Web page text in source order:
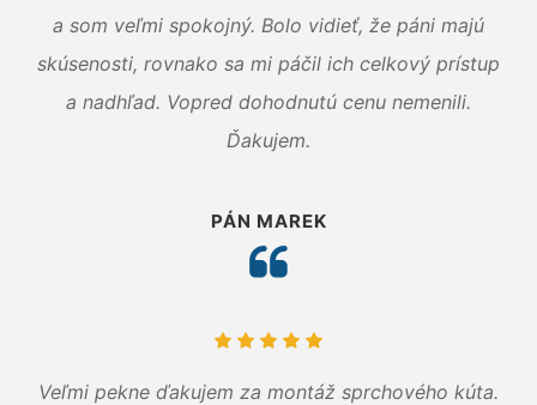
a som veľmi spokojný. Bolo vidieť, že páni majú
skúsenosti, rovnako sa mi páčil ich celkový prístup
a nadhľad. Vopred dohodnutú cenu nemenili.
Ďakujem.
PÁN MAREK
Veľmi pekne ďakujem za montáž sprchového kúta.